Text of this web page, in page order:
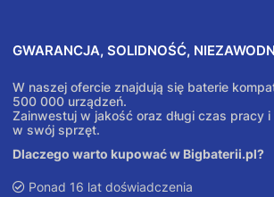
GWARANCJA, SOLIDNOŚĆ,
W naszej ofercie znajdują się baterie
500 000 urządzeń.
Zainwestuj w jakość oraz długi czas pracy
w swój sprzęt.
Dlaczego warto kupować w Bigbaterii.pl?
Ponad 16 lat doświadczenia